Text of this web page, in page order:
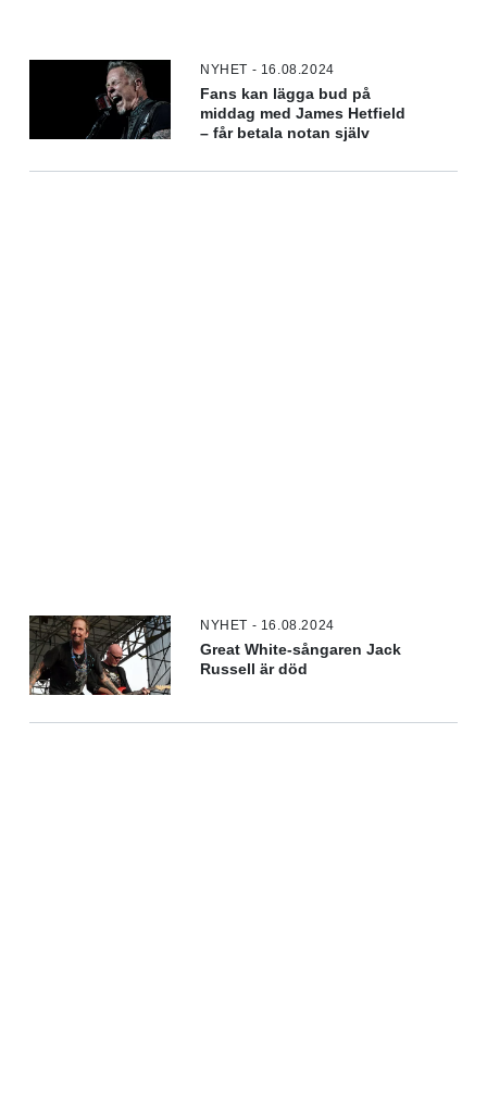
NYHET - 16.08.2024
Fans kan lägga bud på
middag med James Hetfield
– får betala notan själv
NYHET - 16.08.2024
Great White-sångaren Jack
Russell är död